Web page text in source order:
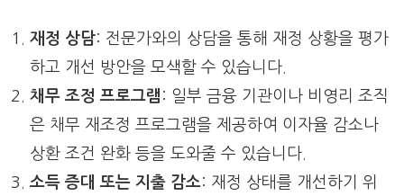
재정 상담: 전문가와의 상담을 통해 재정 상황을 평가
하고 개선 방안을 모색할 수 있습니다.
채무 조정 프로그램 : 일부 금융 기관이나 비영리 조직
은 채무 재조정 프로그램을 제공하여 이자율 감소나
상환 조건 완화 등을 도와줄 수 있습니다.
소득 증대 또는 지출 감소: 재정 상태를 개선하기 위